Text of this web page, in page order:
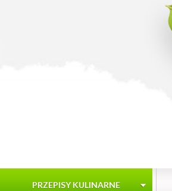
PRZEPISY KULINARNE